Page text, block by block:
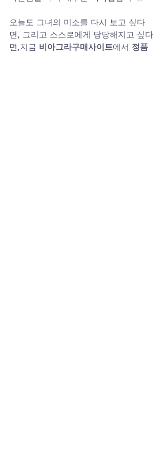
오늘도 그녀의 미소를 다시 보고 싶다
면, 그리고 스스로에게 당당해지고 싶다
면,지금 비아그라구매사이트에서 정품